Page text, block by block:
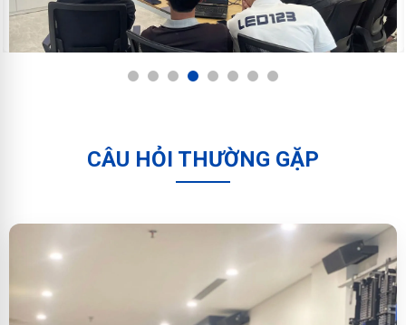
1 2 3 4 5 6 7 8
CÂU HỎI THƯỜNG GẶP